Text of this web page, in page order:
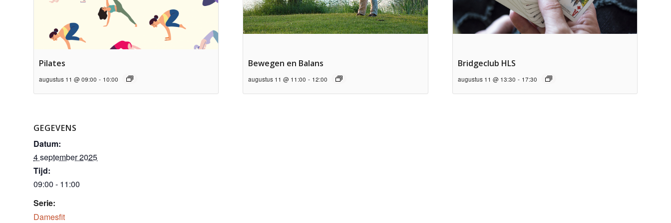
Pilates
augustus 11 @ 09:00 - 10:00
Bewegen en Balans
augustus 11 @ 11:00 - 12:00
Bridgeclub HLS
augustus 11 @ 13:30 - 17:30
GEGEVENS
Datum:
4 september 2025
Tijd:
09:00 - 11:00
Serie:
Damesfit